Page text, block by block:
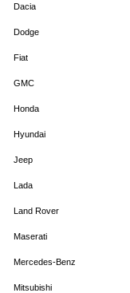
Dacia
Dodge
Fiat
GMC
Honda
Hyundai
Jeep
Lada
Land Rover
Maserati
Mercedes-Benz
Mitsubishi